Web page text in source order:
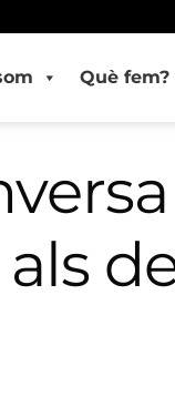
Què fem?